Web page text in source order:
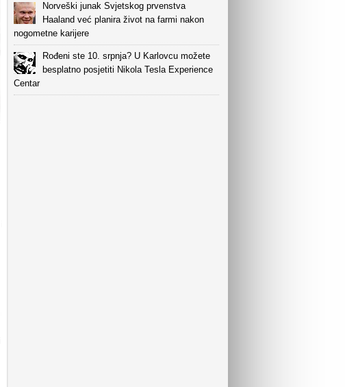
Norveški junak Svjetskog prvenstva
Haaland već planira život na farmi nakon
nogometne karijere
Rođeni ste 10. srpnja? U Karlovcu možete
besplatno posjetiti Nikola Tesla Experience
Centar